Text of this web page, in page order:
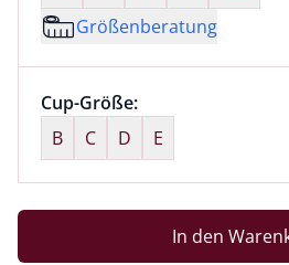
Größenberatung
Größenauswahl:
Cup-Größe:nichts ausgewählt
B
C D E
In den